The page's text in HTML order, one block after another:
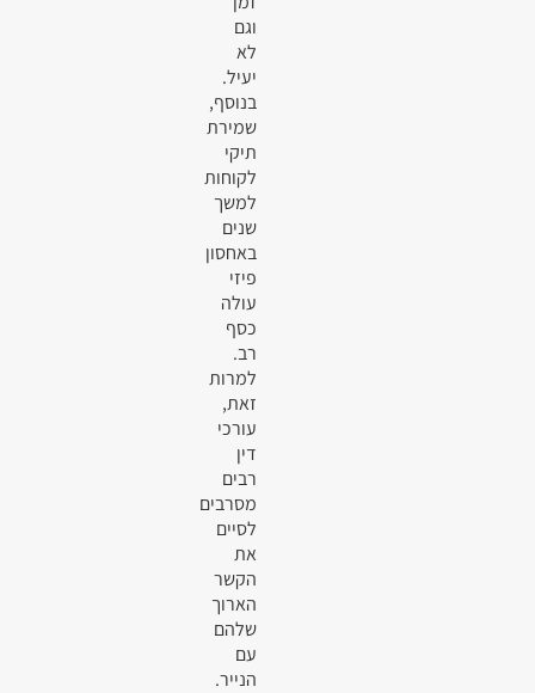
וגם
לא
יעיל.
בנוסף,
שמירת
תיקי
לקוחות
למשך
שנים
באחסון
פיזי
עולה
כסף
רב.
למרות
זאת,
עורכי
דין
רבים
מסרבים
לסיים
את
הקשר
הארוך
שלהם
עם
הנייר.